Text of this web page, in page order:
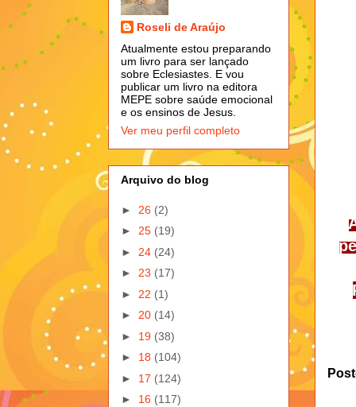
Roseli de Araújo
Atualmente estou preparando
um livro para ser lançado
sobre Eclesiastes. E vou
publicar um livro na editora
MEPE sobre saúde emocional
e os ensinos de Jesus.
Ver meu perfil completo
Arquivo do blog
► 26 (2)
► 25 (19)
► 24 (24)
► 23 (17)
► 22 (1)
► 20 (14)
► 19 (38)
► 18 (104)
► 17 (124)
► 16 (117)